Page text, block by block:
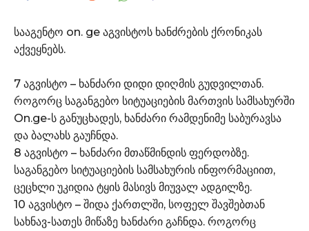
სააგენტო on. ge აგვისტოს ხანძრების ქრონიკას
აქვეყნებს.
7 აგვისტო – ხანძარი დიდი დიღმის გუდვილთან.
როგორც საგანგებო სიტუაციების მართვის სამსახურში
On.ge-ს განუცხადეს, ხანძარი რამდენიმე საბურავსა
და ბალახს გაუჩნდა.
8 აგვისტო – ხანძარი მთაწმინდის ფერდობზე.
საგანგებო სიტუაციების სამსახურის ინფორმაციით,
ცეცხლი უკიდია ტყის მასივს მიუვალ ადგილზე.
10 აგვისტო – შიდა ქართლში, სოფელ შავშებთან
სახნავ-სათეს მიწაზე ხანძარი გაჩნდა. როგორც